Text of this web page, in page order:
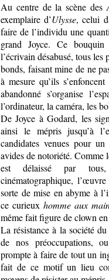
Au centre de la scène des
exemplaire d’Ulysse, celui
faire de l’individu une
grand Joyce. Ce
l’écrivain désabusé, tous les
bonds, faisant mine de ne
à mesure qu’ils
abandonné s’organise
l’ordinateur, la caméra, les
De Joyce à Godard, les
ainsi le mépris jusqu’à
candidates venues pour
avides de notoriété.
est délaissé par
cinématographique,
sorte de mise en abyme à
ce curieux homme aux
même fait figure de clown
La résistance à la société
de nos préoccupations,
prompte à faire de tout un
fait de ce motif un lieu